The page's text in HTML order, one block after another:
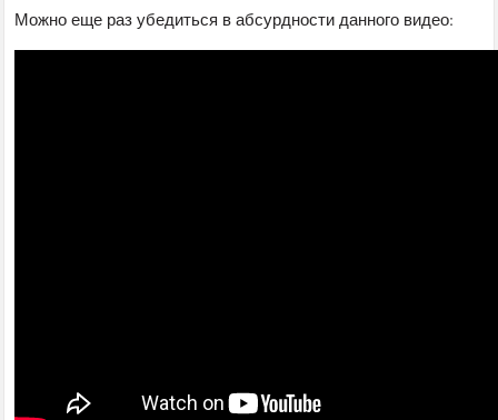
Можно еще раз убедиться в абсурдности данного видео: